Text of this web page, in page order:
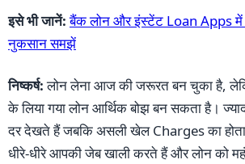
इसे भी जानें: बैंक लोन और इंस्टेंट Loan Apps में
नुकसान समझें
निष्कर्ष:लोन लेना आज की जरूरत बन चुका है,
के लिया गया लोन आर्थिक बोझ बन सकता है।
दर देखते हैं जबकि असली खेल Charges का
धीरे-धीरे आपकी जेब खाली करते हैं और लोन को